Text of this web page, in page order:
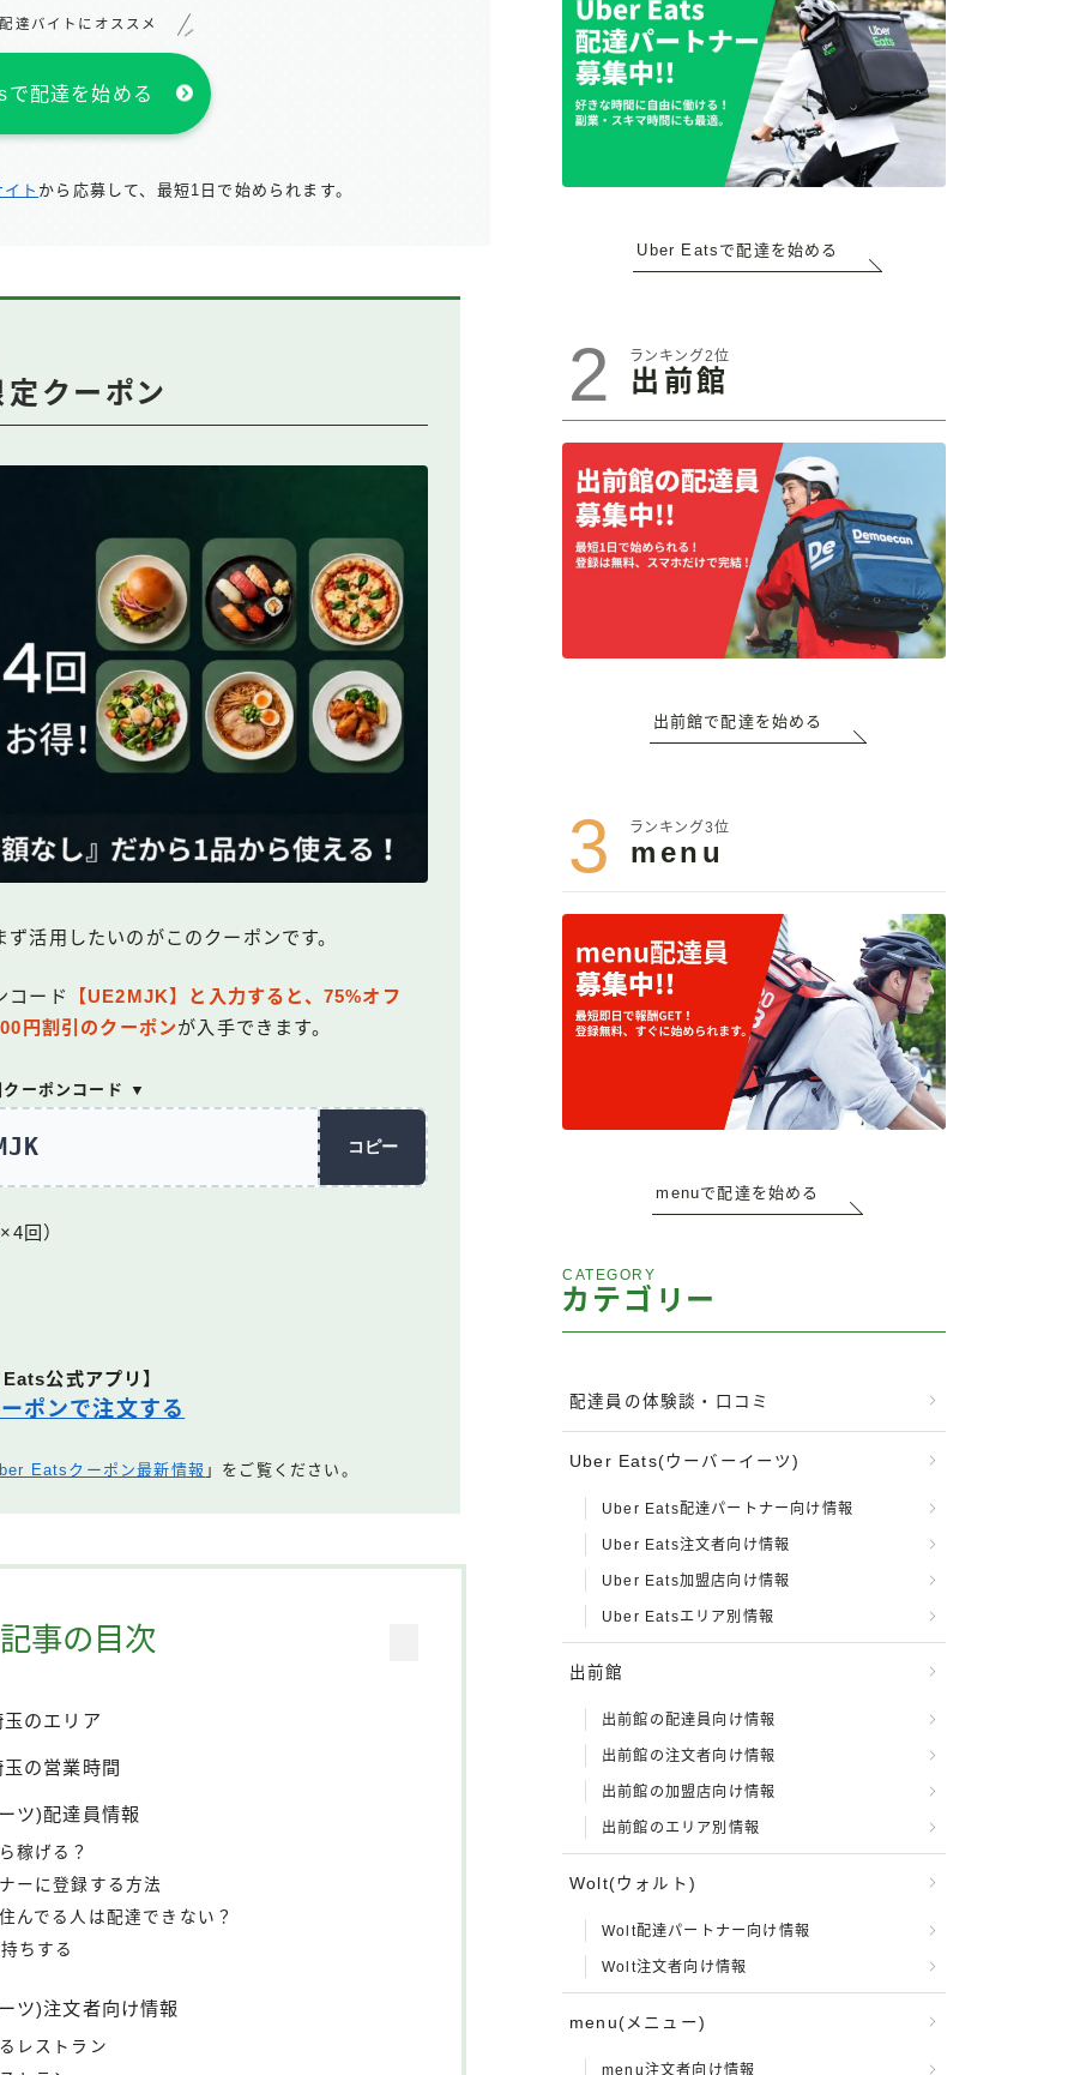
達バイトにオススメ
配達を始める
ト から応募して、最短1日で始められます。
クーポン
活用したいのがこのクーポンです。
コード
【UE2MJK】と入力すると、75%オフ
円割引のクーポンが入手できます。
ーポンコード ▼
コピー
回）
Eats公式アプリ】
ポンで注文する
Eatsクーポン最新情報 」をご覧ください。
事の目次
のエリア
の営業時間
ツ)配達員情報
稼げる？
ーに登録する方法
んでる人は配達できない？
ちする
ツ)注文者向け情報
レストラン
Uber Eatsで配達を始める
2 ランキング2位
出前館
出前館で配達を始める
3 ランキング3位
menu
menuで配達を始める
CATEGORY
カテゴリー
配達員の体験談・口コミ
Uber Eats(ウーバーイーツ)
Uber Eats配達パートナー向け情報
Uber Eats注文者向け情報
Uber Eats加盟店向け情報
Uber Eatsエリア別情報
出前館
出前館の配達員向け情報
出前館の注文者向け情報
出前館の加盟店向け情報
出前館のエリア別情報
Wolt(ウォルト)
Wolt配達パートナー向け情報
Wolt注文者向け情報
menu(メニュー)
menu注文者向け情報